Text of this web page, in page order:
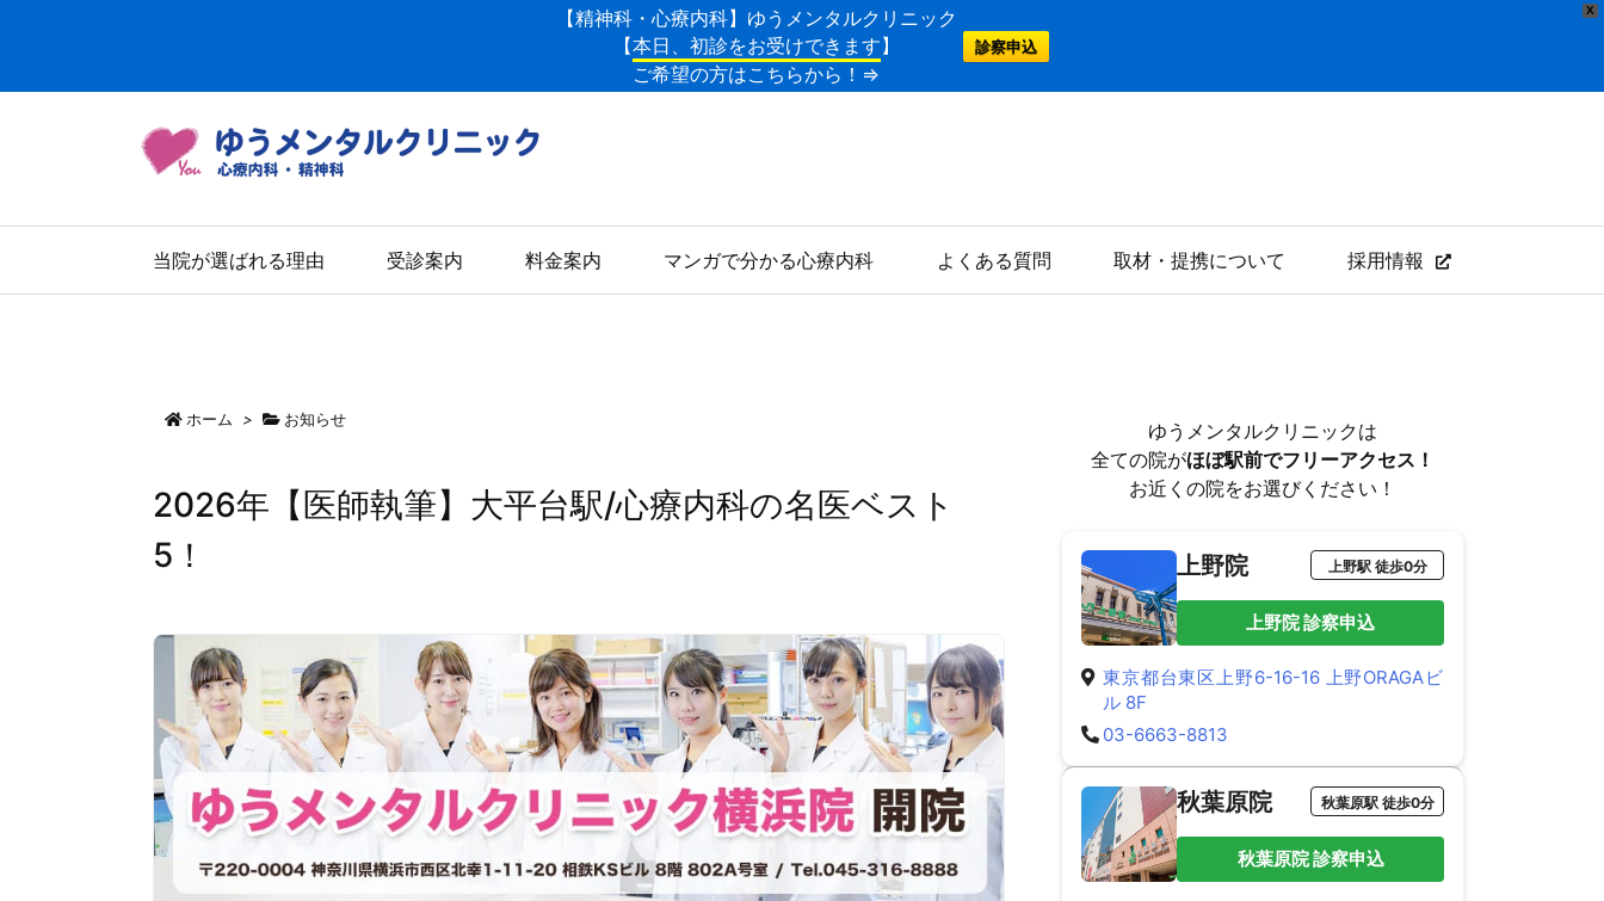
X
【精神科・心療内科】ゆうメンタルクリニック
【本日、初診をお受けできます】
ご希望の方はこちらから！⇒
診察申込
当院が選ばれる理由 受診案内 料金案内 マンガで分かる心療内科 よくある質問 取材・提携について 採用情報
ホーム > お知らせ
2026年【医師執筆】大平台駅/心療内科の名医ベスト
5！
ゆうメンタルクリニックは
全ての院がほぼ駅前でフリーアクセス！
お近くの院をお選びください！
上野院 上野駅 徒歩0分
上野院 診察申込
東京都台東区上野6-16-16 上野ORAGAビ
ル 8F
03-6663-8813
秋葉原院 秋葉原駅 徒歩0分
秋葉原院 診察申込